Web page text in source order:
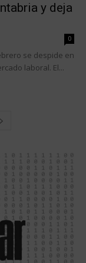
y deja
0
se despide en
laboral. El...